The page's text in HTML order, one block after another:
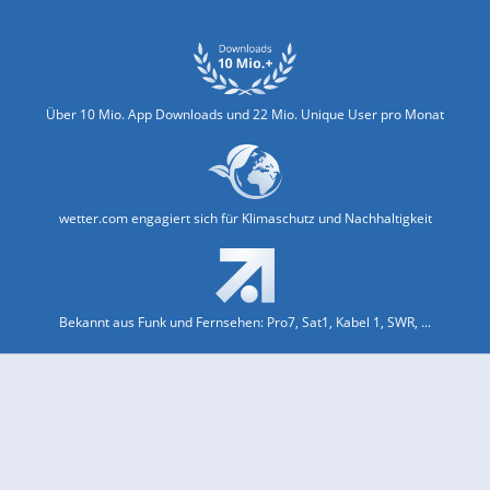
Über 10 Mio. App Downloads und 22 Mio. Unique User pro Monat
wetter.com engagiert sich für Klimaschutz und Nachhaltigkeit
Bekannt aus Funk und Fernsehen: Pro7, Sat1, Kabel 1, SWR, ...